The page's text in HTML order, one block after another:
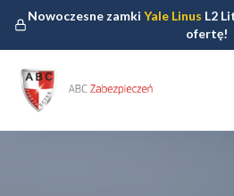
Nowoczesne zamkiYale Linus L2
ofertę!